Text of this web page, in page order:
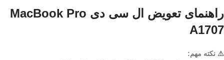
راهنمای تعویض ال‌ سی ‌دی MacBook Pro
A1707
⚠️ نکته مهم: